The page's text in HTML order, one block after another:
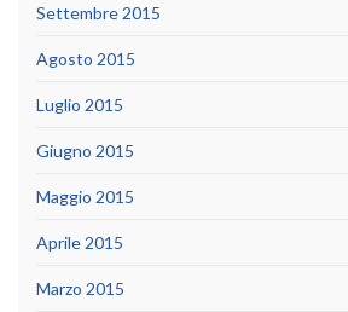
Settembre 2015
Agosto 2015
Luglio 2015
Giugno 2015
Maggio 2015
Aprile 2015
Marzo 2015